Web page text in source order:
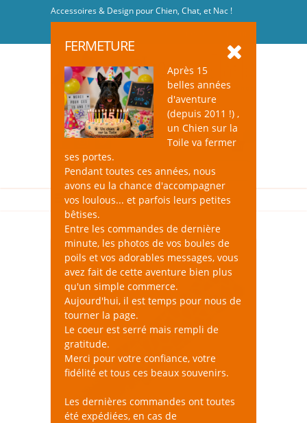
Accessoires & Design pour Chien, Chat, et Nac !
FERMETURE
Après 15
belles années
d'aventure
(depuis 2011 !) ,
un Chien sur la
Toile va fermer
ses portes.
Pendant toutes ces années, nous
avons eu la chance d'accompagner
vos loulous... et parfois leurs petites
bêtises.
Entre les commandes de dernière
minute, les photos de vos boules de
poils et vos adorables messages, vous
avez fait de cette aventure bien plus
qu'un simple commerce.
Aujourd'hui, il est temps pour nous de
tourner la page.
Le coeur est serré mais rempli de
gratitude.
Merci pour votre confiance, votre
fidélité et tous ces beaux souvenirs.
Les dernières commandes ont toutes
été expédiées, en cas de